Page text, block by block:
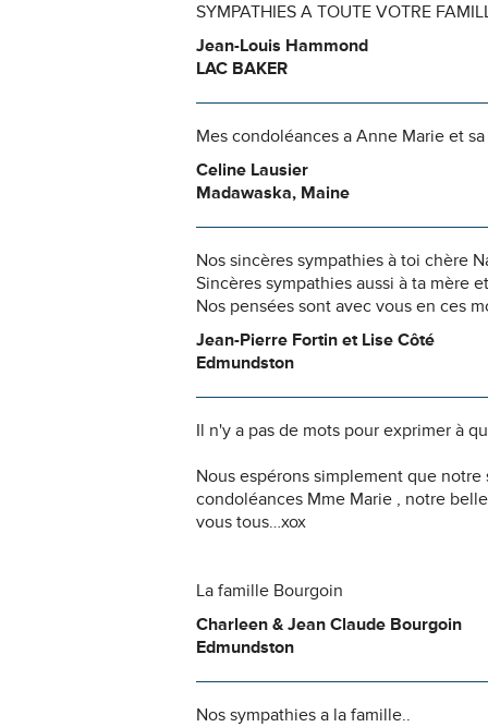
SYMPATHIES A TOUTE VOTRE
Jean-Louis Hammond
LAC BAKER
Mes condoléances a Anne Marie et
Celine Lausier
Madawaska, Maine
Nos sincères sympathies à toi chère
Sincères sympathies aussi à ta mère
Nos pensées sont avec vous en ces
Jean-Pierre Fortin et Lise Côté
Edmundston
Il n'y a pas de mots pour exprimer à
Nous espérons simplement que
condoléances Mme Marie , notre
vous tous…xox
La famille Bourgoin
Charleen & Jean Claude Bourgoin
Edmundston
Nos sympathies a la famille..